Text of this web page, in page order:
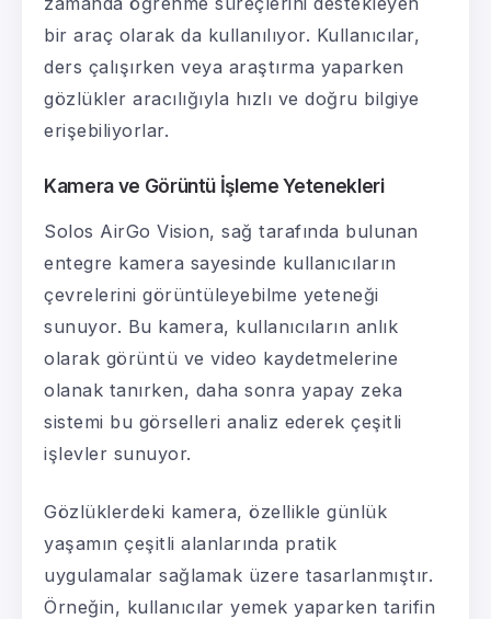
bir araç olarak da kullanılıyor. Kullanıcılar,
ders çalışırken veya araştırma yaparken
gözlükler aracılığıyla hızlı ve doğru bilgiye
erişebiliyorlar.
Kamera ve Görüntü İşleme Yetenekleri
Solos AirGo Vision, sağ tarafında bulunan
entegre kamera sayesinde kullanıcıların
çevrelerini görüntüleyebilme yeteneği
sunuyor. Bu kamera, kullanıcıların anlık
olarak görüntü ve video kaydetmelerine
olanak tanırken, daha sonra yapay zeka
sistemi bu görselleri analiz ederek çeşitli
işlevler sunuyor.
Gözlüklerdeki kamera, özellikle günlük
yaşamın çeşitli alanlarında pratik
uygulamalar sağlamak üzere tasarlanmıştır.
Örneğin, kullanıcılar yemek yaparken tarifin